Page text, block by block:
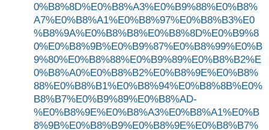
0%B8%8D%E0%B8%A3%E0%B9%88%E0%B8%
A7%E0%B8%A1%E0%B8%97%E0%B8%B3%E0
%B8%9A%E0%B8%B8%E0%B8%8D%E0%B9%8
0%E0%B8%9B%E0%B9%87%E0%B8%99%E0%B
9%80%E0%B8%88%E0%B9%89%E0%B8%B2%E
0%B8%A0%E0%B8%B2%E0%B8%9E%E0%B8%
88%E0%B8%B1%E0%B8%94%E0%B8%8B%E0%
B8%B7%E0%B9%89%E0%B8%AD-
%E0%B8%9E%E0%B8%A3%E0%B8%A1%E0%B
8%9B%E0%B8%B9%E0%B8%9E%E0%B8%B7%